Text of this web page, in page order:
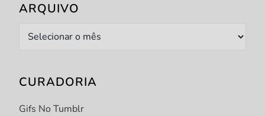
ARQUIVO
Arquivo
CURADORIA
Gifs No Tumblr